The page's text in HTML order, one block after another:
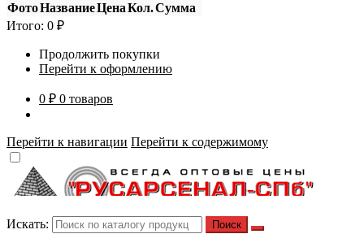
ФотоНазваниеЦенаКол.Сумма
Итого: 0 ₽
Продолжить покупки
Перейти к оформлению
0 ₽ 0 товаров
Перейти к навигации Перейти к содержимому
Искать: